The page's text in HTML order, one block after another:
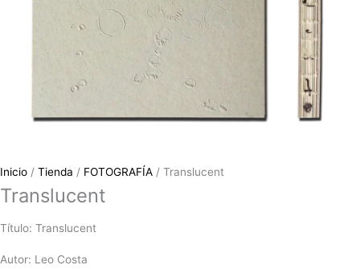
Inicio / Tienda / FOTOGRAFÍA / Translucent
Translucent
Título: Translucent
Autor: Leo Costa